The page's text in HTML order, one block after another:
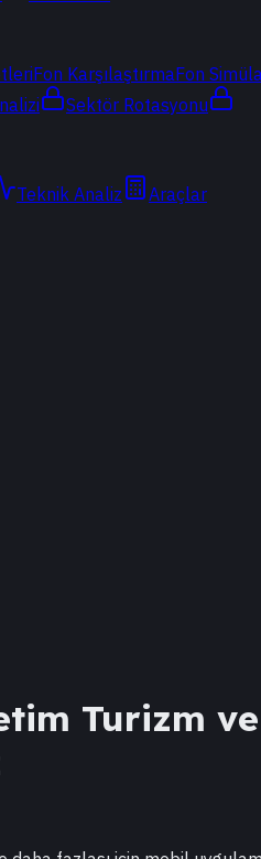
Fon KarşılaştırmaFon
Sektör Rotasyonu
Teknik Analiz
Araçlar
Turizm